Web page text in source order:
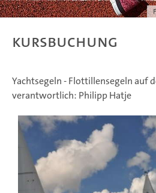
Kursbuchung
Yachtsegeln - Flottillensegeln auf
verantwortlich: Philipp Hatje